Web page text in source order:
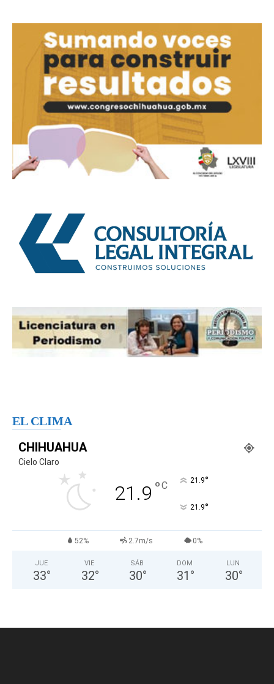
EL CLIMA
CHIHUAHUA
Cielo Claro
21.9 °C 21.9°
21.9°
52% 2.7m/s 0%
JUE
33°
VIE
32°
SÁB
30°
DOM
31 °
LUN
30°